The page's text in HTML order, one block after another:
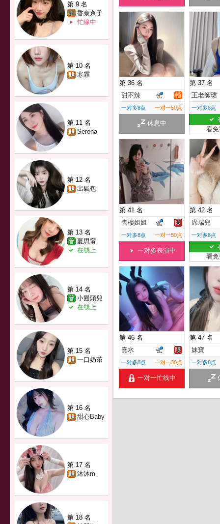
第 9 名
香奈奈子
忙線中
第 10 名
寒霜
第 11 名
Serena
第 12 名
出氣包
第 13 名
夏思甯
在线上
第 14 名
小饅頭兒
在线上
第 15 名
一口奶茶
第 16 名
甜心Baby
第 17 名
沐沐m
第 18 名
第 36 名
甜不辣
一对多8点 一对一50点
休息中
第 37 名
王老師珺
一对多8点
看
第 41 名
售樓姐姐
一对多8点 一对一50点
一对多表演中
第 42 名
席瑞兒
一对多8点
看
第 46 名
熹水
一对多8点 一对一30点
一对一忙线中
第 47 名
妹寶
一对多8点